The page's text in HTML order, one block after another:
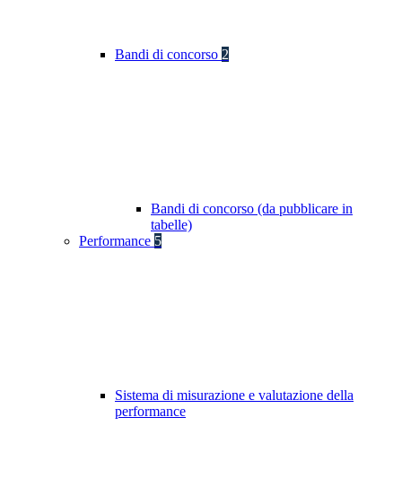
Bandi di concorso 2
Bandi di concorso (da pubblicare in
tabelle)
Performance 5
Sistema di misurazione e valutazione della
performance